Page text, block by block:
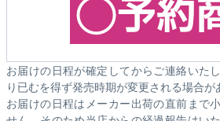
お届けの日程が確定してからご連絡いた
り已むを得ず発売時期が変更される場合が
お届けの日程はメーカー出荷の直前まで